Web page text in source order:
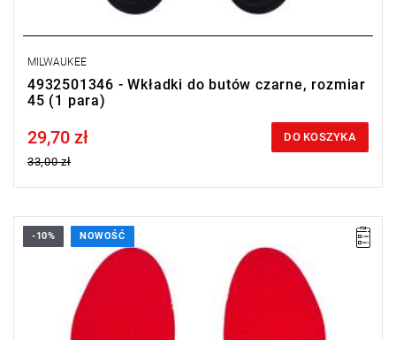
MILWAUKEE
4932501346 - Wkładki do butów czarne, rozmiar
45 (1 para)
Price tax included
29,70 zł
33,00 zł
DO KOSZYKA
-10% NOWOŚĆ